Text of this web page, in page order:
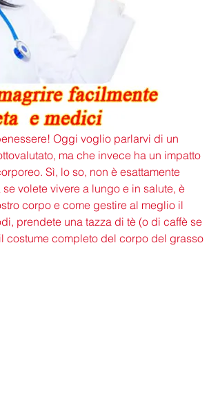
Oggi voglio parlarvi di un
ma che invece ha un impatto
Sì, lo so, non è esattamente
volete vivere a lungo e in salute, è
corpo e come gestire al meglio il
prendete una tazza di tè (o di caffè se
costume completo del corpo del grasso